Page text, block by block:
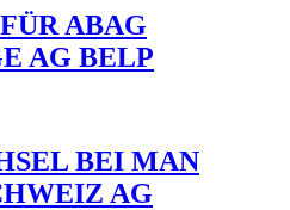
ABAG
AG BELP
BEI MAN
AG